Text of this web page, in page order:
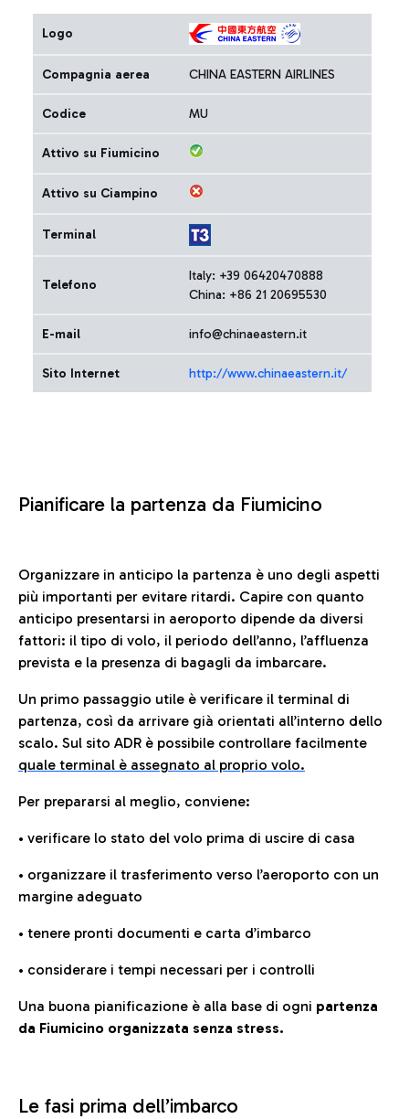
Logo
Compagnia aerea CHINA EASTERN AIRLINES
Codice MU
Attivo su Fiumicino
Attivo su Ciampino
Terminal
Telefono
Italy: +39 06420470888
China: +86 21 20695530
E-mail info@chinaeastern.it
Sito Internet http://www.chinaeastern.it/
Pianificare la partenza da Fiumicino
Organizzare in anticipo la partenza è uno degli aspetti
più importanti per evitare ritardi. Capire con quanto
anticipo presentarsi in aeroporto dipende da diversi
fattori: il tipo di volo, il periodo dell’anno, l’affluenza
prevista e la presenza di bagagli da imbarcare.
Un primo passaggio utile è verificare il terminal di
partenza, così da arrivare già orientati all’interno dello
scalo. Sul sito ADR è possibile controllare facilmente
quale terminal è assegnato al proprio volo.
Per prepararsi al meglio, conviene:
• verificare lo stato del volo prima di uscire di casa
• organizzare il trasferimento verso l’aeroporto con un
margine adeguato
• tenere pronti documenti e carta d’imbarco
• considerare i tempi necessari per i controlli
Una buona pianificazione è alla base di ogni partenza
da Fiumicino organizzata senza stress.
Le fasi prima dell’imbarco